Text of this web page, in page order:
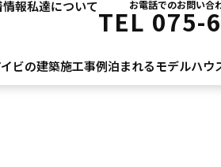
報私達について お電話でのお問い合
TEL075-
ビの建築施工事例泊まれるモデルハウ